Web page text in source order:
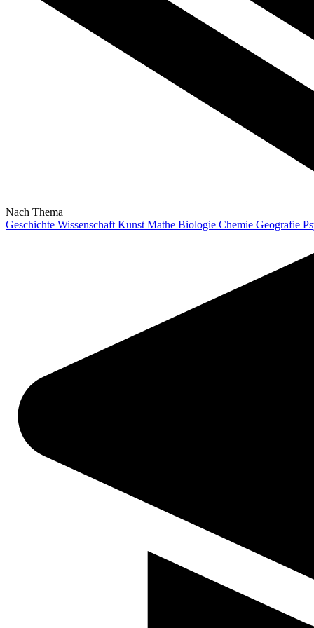
Nach Thema
Geschichte Wissenschaft Kunst Mathe Biologie Chemie Geografie